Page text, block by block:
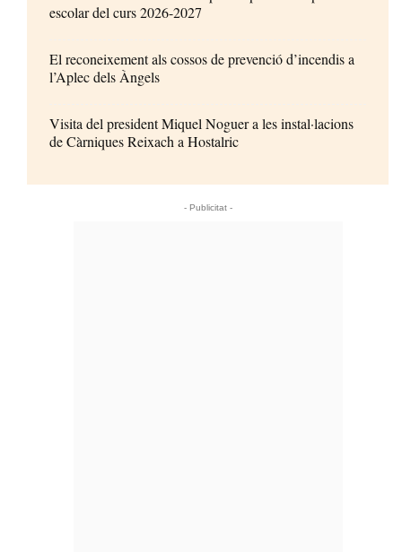
escolar del curs 2026-2027
El reconeixement als cossos de prevenció d’incendis a
l’Aplec dels Àngels
Visita del president Miquel Noguer a les instal·lacions
de Càrniques Reixach a Hostalric
- Publicitat -